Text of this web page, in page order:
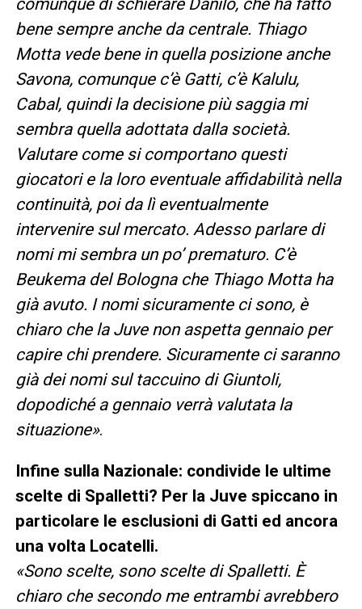
comunque di schierare Danilo, che ha fatto
bene sempre anche da centrale. Thiago
Motta vede bene in quella posizione anche
Savona, comunque c’è Gatti, c’è Kalulu,
Cabal, quindi la decisione più saggia mi
sembra quella adottata dalla società.
Valutare come si comportano questi
giocatori e la loro eventuale affidabilità nella
continuità, poi da lì eventualmente
intervenire sul mercato. Adesso parlare di
nomi mi sembra un po’ prematuro. C’è
Beukema del Bologna che Thiago Motta ha
già avuto. I nomi sicuramente ci sono, è
chiaro che la Juve non aspetta gennaio per
capire chi prendere. Sicuramente ci saranno
già dei nomi sul taccuino di Giuntoli,
dopodiché a gennaio verrà valutata la
situazione».
Infine sulla Nazionale: condivide le ultime
scelte di Spalletti? Per la Juve spiccano in
particolare le esclusioni di Gatti ed ancora
una volta Locatelli.
«Sono scelte, sono scelte di Spalletti. È
chiaro che secondo me entrambi avrebbero